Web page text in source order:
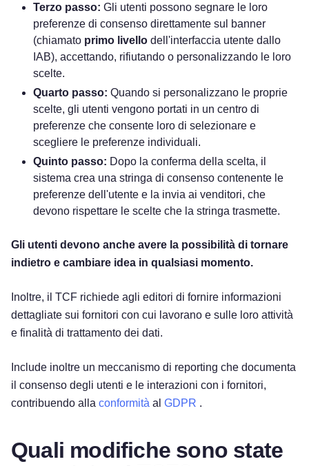
Terzo passo: Gli utenti possono segnare le loro
preferenze di consenso direttamente sul banner
(chiamato primo livello dell'interfaccia utente dallo
IAB), accettando, rifiutando o personalizzando le loro
scelte.
Quarto passo: Quando si personalizzano le proprie
scelte, gli utenti vengono portati in un centro di
preferenze che consente loro di selezionare e
scegliere le preferenze individuali.
Quinto passo: Dopo la conferma della scelta, il
sistema crea una stringa di consenso contenente le
preferenze dell'utente e la invia ai venditori, che
devono rispettare le scelte che la stringa trasmette.
Gli utenti devono anche avere la possibilità di tornare
indietro e cambiare idea in qualsiasi momento.
Inoltre, il TCF richiede agli editori di fornire informazioni
dettagliate sui fornitori con cui lavorano e sulle loro attività
e finalità di trattamento dei dati.
Include inoltre un meccanismo di reporting che documenta
il consenso degli utenti e le interazioni con i fornitori,
contribuendo alla conformità al GDPR .
Quali modifiche sono state